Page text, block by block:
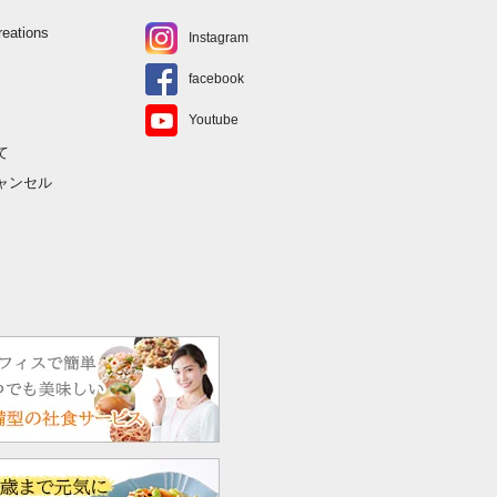
ンセル
Instagram
facebook
Youtube